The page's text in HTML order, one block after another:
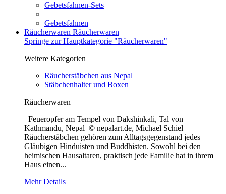
Gebetsfahnen-Sets
Gebetsfahnen
Räucherwaren Räucherwaren
Springe zur Hauptkategorie "Räucherwaren"
Weitere Kategorien
Räucherstäbchen aus Nepal
Stäbchenhalter und Boxen
Räucherwaren
Feueropfer am Tempel von Dakshinkali, Tal von
Kathmandu, Nepal © nepalart.de, Michael Schiel
Räucherstäbchen gehören zum Alltagsgegenstand jedes
Gläubigen Hinduisten und Buddhisten. Sowohl bei den
heimischen Hausaltaren, praktisch jede Familie hat in ihrem
Haus einen...
Mehr Details